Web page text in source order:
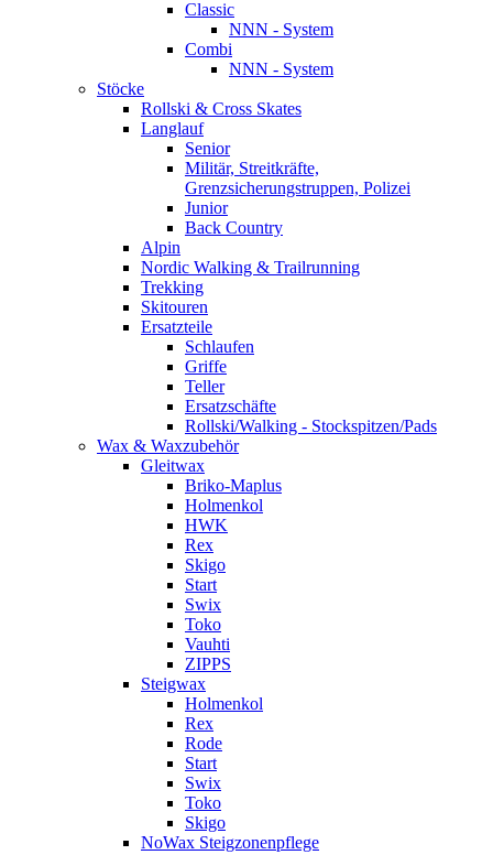
Classic
NNN - System
Combi
NNN - System
Stöcke
Rollski & Cross Skates
Langlauf
Senior
Militär, Streitkräfte,
Grenzsicherungstruppen, Polizei
Junior
Back Country
Alpin
Nordic Walking & Trailrunning
Trekking
Skitouren
Ersatzteile
Schlaufen
Griffe
Teller
Ersatzschäfte
Rollski/Walking - Stockspitzen/Pads
Wax & Waxzubehör
Gleitwax
Briko-Maplus
Holmenkol
HWK
Rex
Skigo
Start
Swix
Toko
Vauhti
ZIPPS
Steigwax
Holmenkol
Rex
Rode
Start
Swix
Toko
Skigo
NoWax Steigzonenpflege